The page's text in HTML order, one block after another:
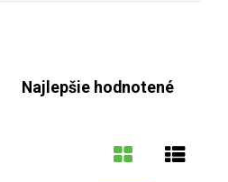
Najlepšie hodnotené